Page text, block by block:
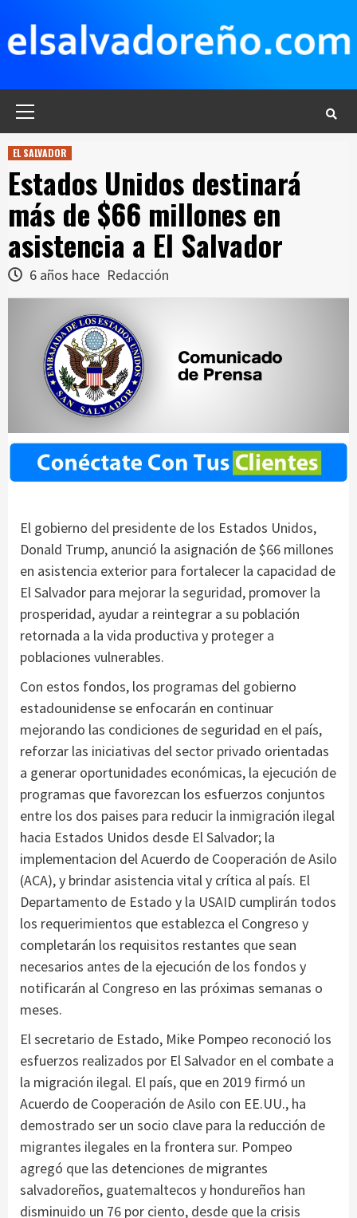
contenido
EL SALVADOR
Estados Unidos destinará
más de $66 millones en
asistencia a El Salvador
6 años hace Redacción
El gobierno del presidente de los Estados Unidos,
Donald Trump, anunció la asignación de $66 millones
en asistencia exterior para fortalecer la capacidad de
El Salvador para mejorar la seguridad, promover la
prosperidad, ayudar a reintegrar a su población
retornada a la vida productiva y proteger a
poblaciones vulnerables.
Con estos fondos, los programas del gobierno
estadounidense se enfocarán en continuar
mejorando las condiciones de seguridad en el país,
reforzar las iniciativas del sector privado orientadas
a generar oportunidades económicas, la ejecución de
programas que favorezcan los esfuerzos conjuntos
entre los dos paises para reducir la inmigración ilegal
hacia Estados Unidos desde El Salvador; la
implementacion del Acuerdo de Cooperación de Asilo
(ACA), y brindar asistencia vital y crítica al país. El
Departamento de Estado y la USAID cumplirán todos
los requerimientos que establezca el Congreso y
completarán los requisitos restantes que sean
necesarios antes de la ejecución de los fondos y
notificarán al Congreso en las próximas semanas o
meses.
El secretario de Estado, Mike Pompeo reconoció los
esfuerzos realizados por El Salvador en el combate a
la migración ilegal. El país, que en 2019 firmó un
Acuerdo de Cooperación de Asilo con EE.UU., ha
demostrado ser un socio clave para la reducción de
migrantes ilegales en la frontera sur. Pompeo
agregó que las detenciones de migrantes
salvadoreños, guatemaltecos y hondureños han
disminuido un 76 por ciento, desde que la crisis